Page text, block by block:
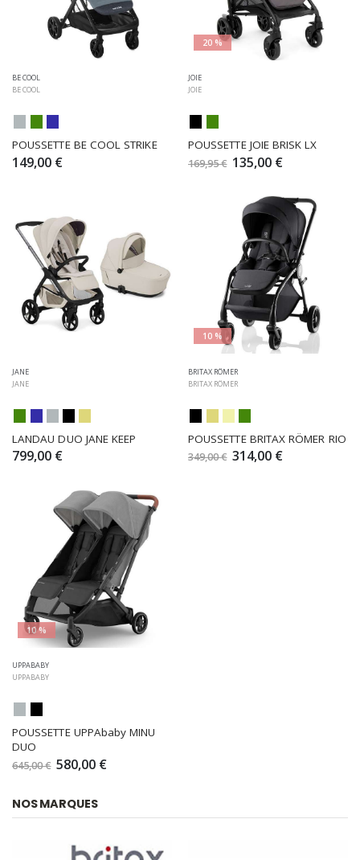
BE COOL
BE COOL
POUSSETTE BE COOL STRIKE
149,00 €
20 %
JOIE
JOIE
POUSSETTE JOIE BRISK LX
169,95 € 135,00 €
JANE
JANE
LANDAU DUO JANE KEEP
799,00 €
10 %
BRITAX RÖMER
BRITAX RÖMER
POUSSETTE BRITAX RÖMER RIO
349,00 € 314,00 €
10 %
UPPABABY
UPPABABY
POUSSETTE UPPAbaby MINU
DUO
645,00 € 580,00 €
NOS MARQUES